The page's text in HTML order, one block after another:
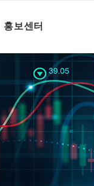
홍보센터